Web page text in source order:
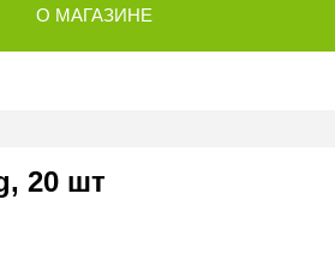
О МАГАЗИНЕ
20 шт